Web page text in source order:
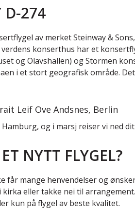
D-274
av merket Steinway &
verdens konserthus har et
og Olavshallen) og Stormen
i et stort geografisk område.
Leif Ove Andsnes, Berlin
Hamburg, og i marsj reiser vi ned
NYTT FLYGEL?
får mange henvendelser og
eller takke nei til
kun på flygel av beste kvalitet.